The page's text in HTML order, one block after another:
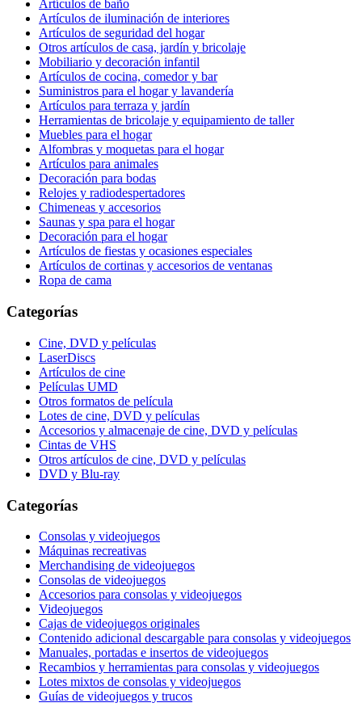
Artículos de baño
Artículos de iluminación de interiores
Artículos de seguridad del hogar
Otros artículos de casa, jardín y bricolaje
Mobiliario y decoración infantil
Artículos de cocina, comedor y bar
Suministros para el hogar y lavandería
Artículos para terraza y jardín
Herramientas de bricolaje y equipamiento de taller
Muebles para el hogar
Alfombras y moquetas para el hogar
Artículos para animales
Decoración para bodas
Relojes y radiodespertadores
Chimeneas y accesorios
Saunas y spa para el hogar
Decoración para el hogar
Artículos de fiestas y ocasiones especiales
Artículos de cortinas y accesorios de ventanas
Ropa de cama
Categorías
Cine, DVD y películas
LaserDiscs
Artículos de cine
Películas UMD
Otros formatos de película
Lotes de cine, DVD y películas
Accesorios y almacenaje de cine, DVD y películas
Cintas de VHS
Otros artículos de cine, DVD y películas
DVD y Blu-ray
Categorías
Consolas y videojuegos
Máquinas recreativas
Merchandising de videojuegos
Consolas de videojuegos
Accesorios para consolas y videojuegos
Videojuegos
Cajas de videojuegos originales
Contenido adicional descargable para consolas y videojuegos
Manuales, portadas e insertos de videojuegos
Recambios y herramientas para consolas y videojuegos
Lotes mixtos de consolas y videojuegos
Guías de videojuegos y trucos